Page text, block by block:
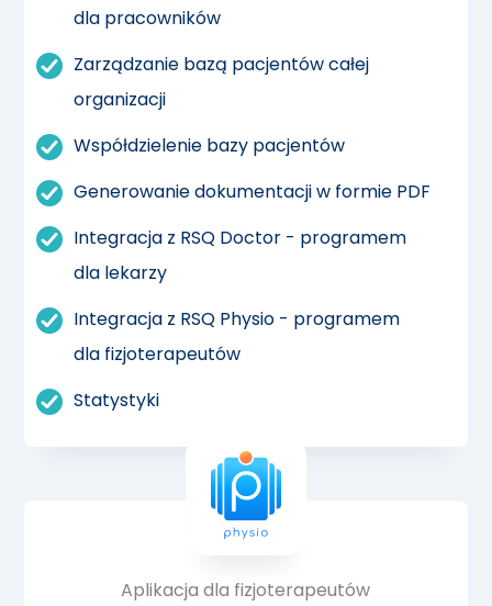
dla pracowników
Zarządzanie bazą pacjentów całej
organizacji
Współdzielenie bazy pacjentów
Generowanie dokumentacji w formie PDF
Integracja z RSQ Doctor - programem
dla lekarzy
Integracja z RSQ Physio - programem
dla fizjoterapeutów
Statystyki
Aplikacja dla fizjoterapeutów